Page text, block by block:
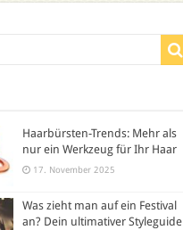
Haarbürsten-Trends: Mehr als
nur ein Werkzeug für Ihr Haar
17. November 2025
Was zieht man auf ein Festival
an? Dein ultimativer Styleguide